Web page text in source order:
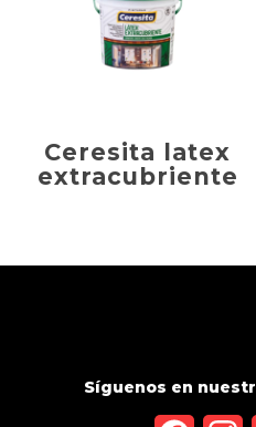
Ceresita latex
extracubriente
Síguenos en